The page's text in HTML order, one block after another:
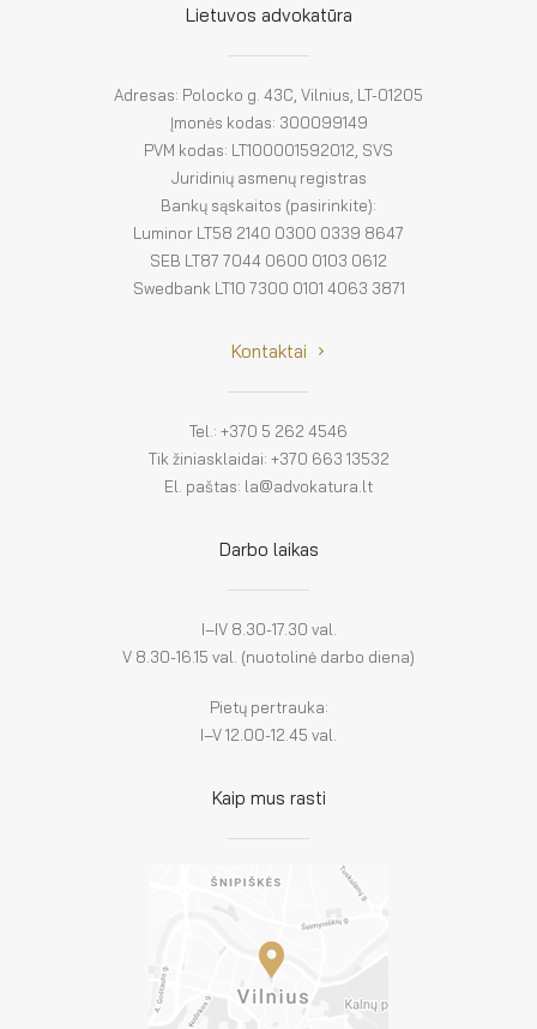
Lietuvos advokatūra
Adresas: Polocko g. 43C, Vilnius, LT-01205
Įmonės kodas: 300099149
PVM kodas: LT100001592012, SVS
Juridinių asmenų registras
Bankų sąskaitos (pasirinkite):
Luminor LT58 2140 0300 0339 8647
SEB LT87 7044 0600 0103 0612
Swedbank LT10 7300 0101 4063 3871
Kontaktai
Tel.: +370 5 262 4546
Tik žiniasklaidai: +370 663 13532
El. paštas: la@advokatura.lt
Darbo laikas
I–IV 8.30-17.30 val.
V 8.30-16.15 val. (nuotolinė darbo diena)
Pietų pertrauka:
I–V 12.00-12.45 val.
Kaip mus rasti